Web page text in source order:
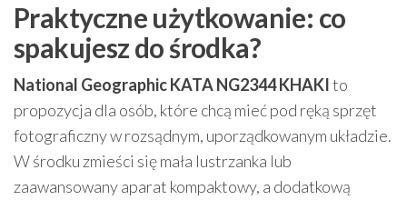
Praktyczne użytkowanie: co
spakujesz do środka?
National Geographic KATA NG2344 KHAKIto
propozycja dla osób, które chcą mieć pod ręką sprzęt
fotograficzny w rozsądnym, uporządkowanym układzie.
W środku zmieści się mała lustrzanka lub
zaawansowany aparat kompaktowy, a dodatkową